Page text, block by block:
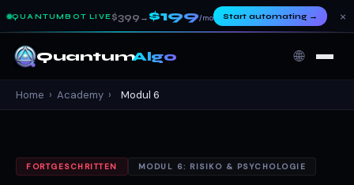
QUANTUMBOT LIVE $399 → $199/mo Start automating→ ×
QuantumAlgo 🌐
Home › Academy › Modul 6
FORTGESCHRITTEN MODUL 6: RISIKO & PSYCHOLOGIE